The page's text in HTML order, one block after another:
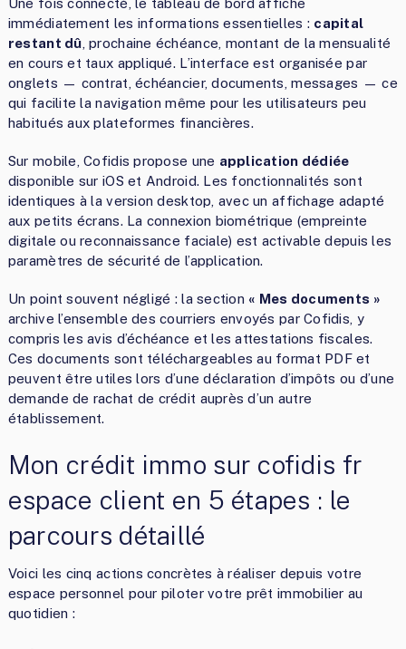
immédiatement les informations essentielles : capital
restant dû , prochaine échéance, montant de la mensualité
en cours et taux appliqué. L’interface est organisée par
onglets — contrat, échéancier, documents, messages — ce
qui facilite la navigation même pour les utilisateurs peu
habitués aux plateformes financières.
Sur mobile, Cofidis propose une application dédiée
disponible sur iOS et Android. Les fonctionnalités sont
identiques à la version desktop, avec un affichage adapté
aux petits écrans. La connexion biométrique (empreinte
digitale ou reconnaissance faciale) est activable depuis les
paramètres de sécurité de l’application.
Un point souvent négligé : la section « Mes documents »
archive l’ensemble des courriers envoyés par Cofidis, y
compris les avis d’échéance et les attestations fiscales.
Ces documents sont téléchargeables au format PDF et
peuvent être utiles lors d’une déclaration d’impôts ou d’une
demande de rachat de crédit auprès d’un autre
établissement.
Mon crédit immo sur cofidis fr
espace client en 5 étapes : le
parcours détaillé
Voici les cinq actions concrètes à réaliser depuis votre
espace personnel pour piloter votre prêt immobilier au
quotidien :